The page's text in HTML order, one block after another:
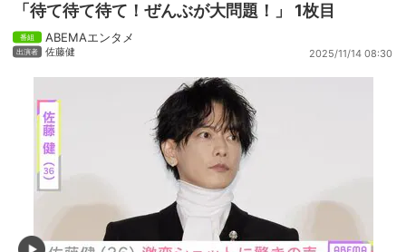
「待て待て待て！ぜんぶが大問題！」 1枚目
ABEMAエンタメ
佐藤健 2025/11/14 08:30